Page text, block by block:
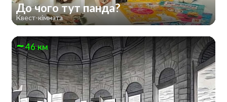
До чого тут панда?
Квест-кімната
46 км